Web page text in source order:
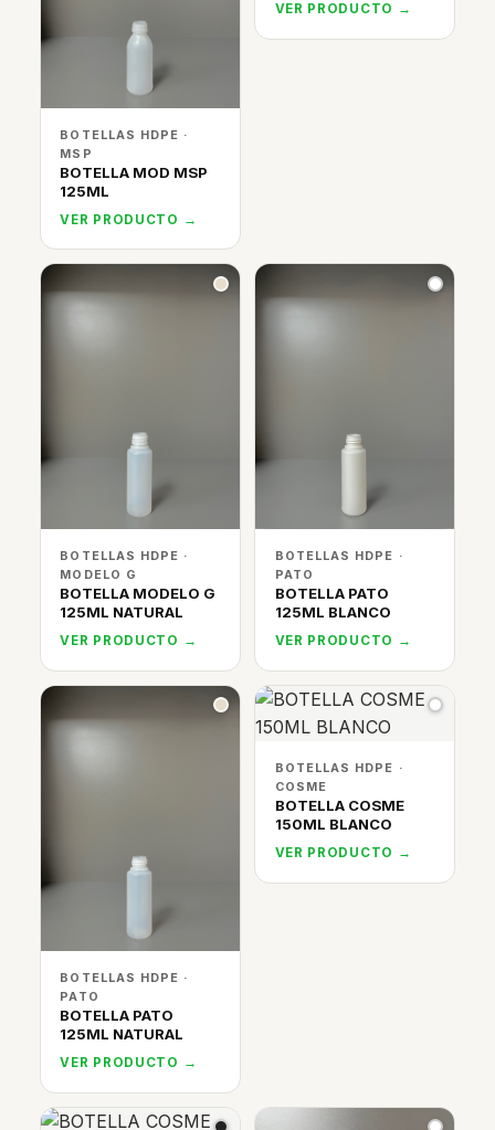
BOTELLAS HDPE ·
MSP
BOTELLA MOD MSP
125ML
VER PRODUCTO →
VER PRODUCTO →
BOTELLAS HDPE ·
MODELO G
BOTELLA MODELO G
125ML NATURAL
VER PRODUCTO →
BOTELLAS HDPE ·
PATO
BOTELLA PATO
125ML BLANCO
VER PRODUCTO →
BOTELLAS HDPE ·
PATO
BOTELLA PATO
125ML NATURAL
VER PRODUCTO →
BOTELLAS HDPE ·
COSME
BOTELLA COSME
150ML BLANCO
VER PRODUCTO →